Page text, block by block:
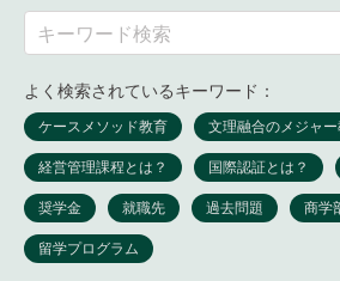
よく検索されているキーワード：